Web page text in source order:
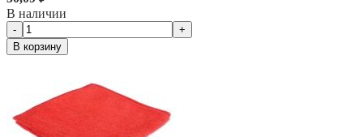
В наличии
-
+
В корзину